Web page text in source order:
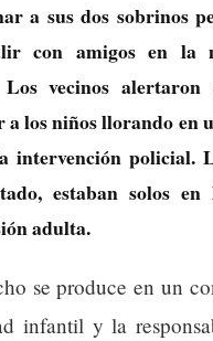
a sus dos sobrinos
con amigos en la
Los vecinos
a los niños llorando en
intervención policial.
estaban solos
adulta.
se produce en un
infantil y la